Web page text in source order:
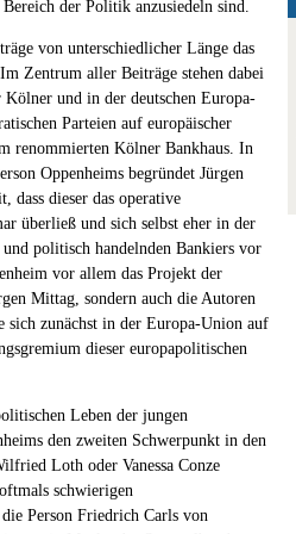
Bereich der Politik anzusiedeln sind.
von unterschiedlicher Länge das
Zentrum aller Beiträge stehen dabei
und in der deutschen Europa-
Parteien auf europäischer
renommierten Kölner Bankhaus. In
Oppenheims begründet Jürgen
dass dieser das operative
überließ und sich selbst eher in der
politisch handelnden Bankiers vor
vor allem das Projekt der
Mittag, sondern auch die Autoren
sich zunächst in der Europa-Union auf
dieser europapolitischen
Leben der jungen
den zweiten Schwerpunkt in den
Loth oder Vanessa Conze
schwierigen
Person Friedrich Carls von